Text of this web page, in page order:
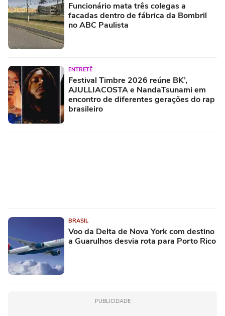
Funcionário mata três colegas a
facadas dentro de fábrica da Bombril
no ABC Paulista
ENTRETÊ
Festival Timbre 2026 reúne BK’,
AJULLIACOSTA e NandaTsunami em
encontro de diferentes gerações do rap
brasileiro
BRASIL
Voo da Delta de Nova York com destino
a Guarulhos desvia rota para Porto Rico
PUBLICIDADE